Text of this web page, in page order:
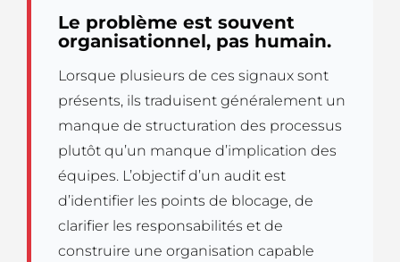
Le problème est souvent
organisationnel, pas humain.
Lorsque plusieurs de ces signaux sont
présents, ils traduisent généralement un
manque de structuration des processus
plutôt qu’un manque d’implication des
équipes. L’objectif d’un audit est
d’identifier les points de blocage, de
clarifier les responsabilités et de
construire une organisation capable